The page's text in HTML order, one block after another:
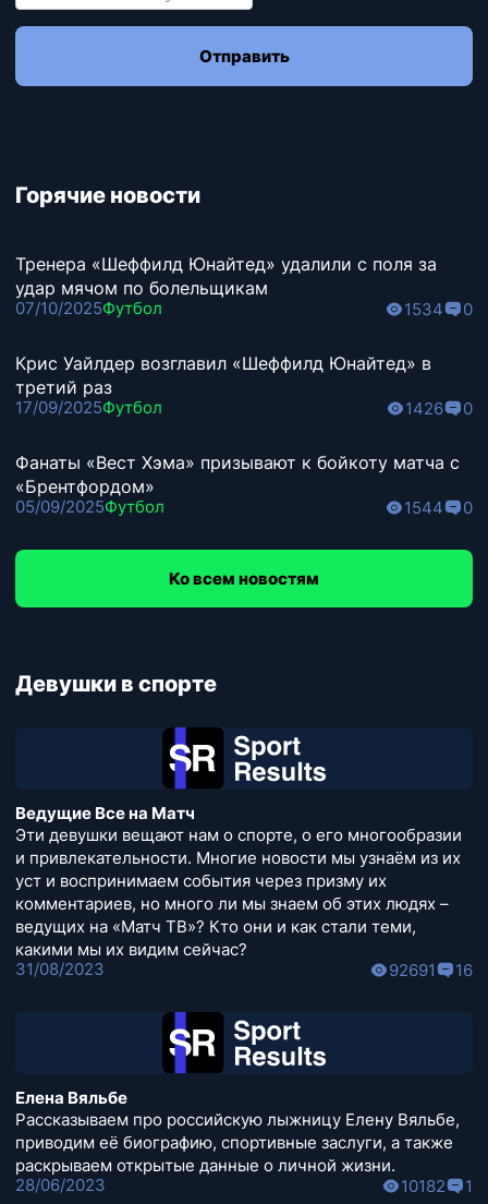
Отправить
Горячие новости
Тренера «Шеффилд Юнайтед» удалили с поля за
удар мячом по болельщикам
07/10/2025Футбол 1534 0
Крис Уайлдер возглавил «Шеффилд Юнайтед» в
третий раз
17/09/2025Футбол 1426 0
Фанаты «Вест Хэма» призывают к бойкоту матча с
«Брентфордом»
05/09/2025Футбол 1544 0
Ко всем новостям
Девушки в спорте
Ведущие Все на Матч
Эти девушки вещают нам о спорте, о его многообразии
и привлекательности. Многие новости мы узнаём из их
уст и воспринимаем события через призму их
комментариев, но много ли мы знаем об этих людях –
ведущих на «Матч ТВ»? Кто они и как стали теми,
какими мы их видим сейчас?
31/08/2023
92691 16
Елена Вяльбе
Рассказываем про российскую лыжницу Елену Вяльбе,
приводим её биографию, спортивные заслуги, а также
раскрываем открытые данные о личной жизни.
28/06/2023
10182 1